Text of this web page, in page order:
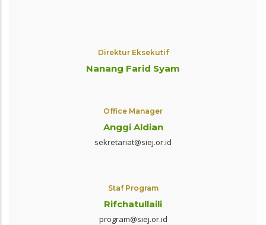
Direktur Eksekutif
Nanang Farid Syam
Office Manager
Anggi Aldian
sekretariat@siej.or.id
Staf Program
Rifchatullaili
program@siej.or.id